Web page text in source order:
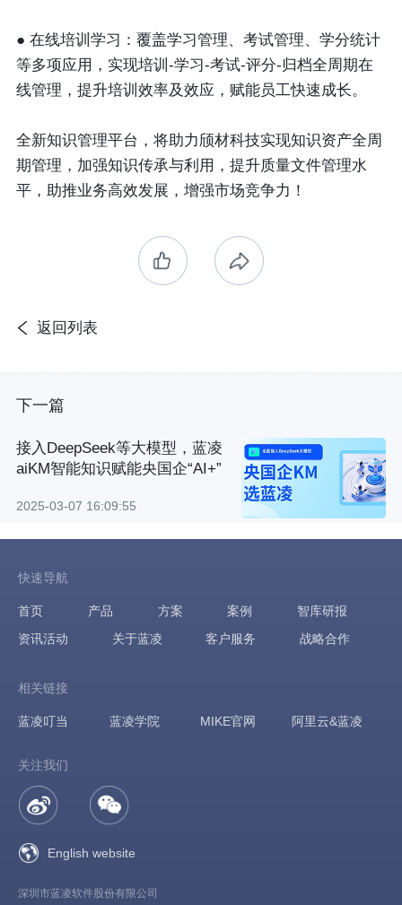
● 在线培训学习： 覆盖学习管理、考试管理、学分统计
等多项应用，实现培训-学习-考试-评分-归档全周期在
线管理，提升培训效率及效应，赋能员工快速成长。
全新知识管理平台，将助力颀材科技实现知识资产全周
期管理，加强知识传承与利用，提升质量文件管理水
平，助推业务高效发展，增强市场竞争力！
返回列表
下一篇
接入DeepSeek等大模型，蓝凌
aiKM智能知识赋能央国企“AI+”
2025-03-07 16:09:55
快速导航
首页 产品 方案 案例
智库研报
资讯活动
关于蓝凌 客户服务 战略合作
相关链接
蓝凌叮当 蓝凌学院 MIKE官网 阿里云&蓝凌
关注我们
English website
深圳市蓝凌软件股份有限公司